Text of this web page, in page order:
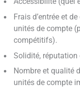
Frais d’entrée et
unités de compte
compétitifs).
Solidité, réputation
Nombre et qualité
unités de compte